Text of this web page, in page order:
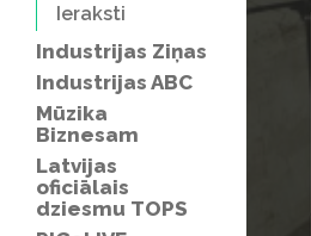
Ieraksti
Industrijas Ziņas
Industrijas ABC
Mūzika
Biznesam
Latvijas
oficiālais
dziesmu TOPS